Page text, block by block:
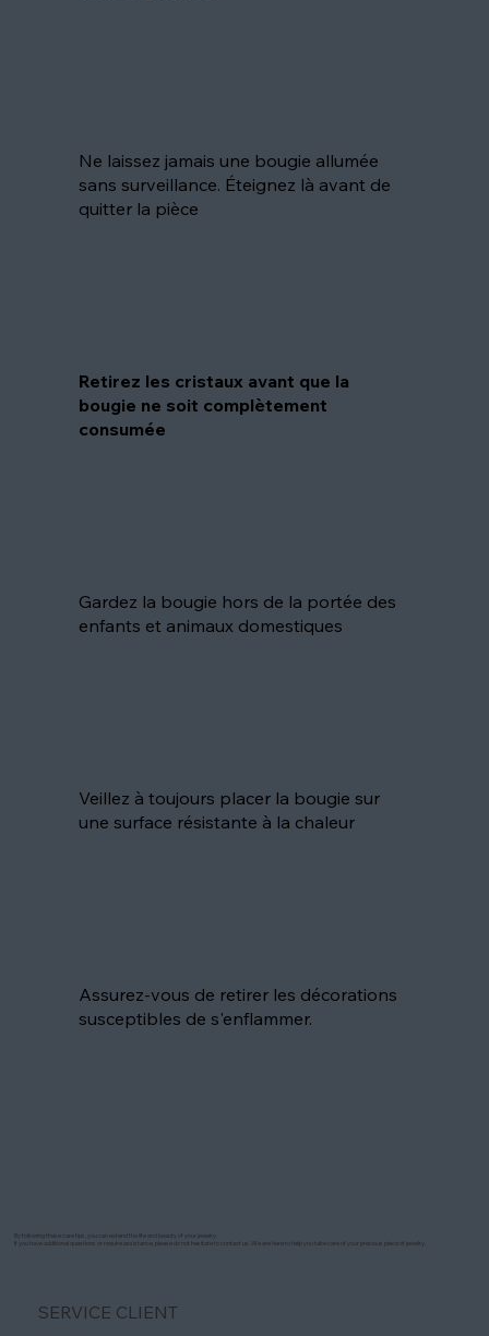
Ne laissez jamais une bougie allumée
sans surveillance. Éteignez là avant de
quitter la pièce
Retirez les cristaux avant que la
bougie ne soit complètement
consumée
Gardez la bougie hors de la portée des
enfants et animaux domestiques
Veillez à toujours placer la bougie sur
une surface résistante à la chaleur
Assurez-vous de retirer les décorations
susceptibles de s'enflammer.
By following these care tips, you can extend the life and beauty of your jewelry.
If you have additional questions or require assistance, please do not hesitate to contact us. We are here to help you take care of your precious piece of jewelry.
SERVICE CLIENT